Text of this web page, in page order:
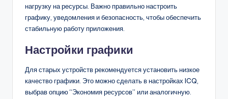
нагрузку на ресурсы. Важно правильно настроить
графику, уведомления и безопасность, чтобы обеспечить
стабильную работу приложения.
Настройки графики
Для старых устройств рекомендуется установить низкое
качество графики. Это можно сделать в настройках ICQ,
выбрав опцию “Экономия ресурсов” или аналогичную.